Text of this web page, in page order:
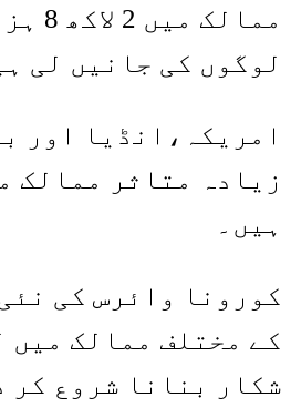
لوگوں کی جانیں لی
امریکہ،انڈیا اور
زیادہ متاثر ممالک
ہیں۔
کورونا وائرس کی
کے مختلف ممالک میں
شکار بنانا شروع کر